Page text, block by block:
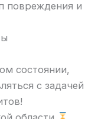
повреждения и
состоянии,
с задачей